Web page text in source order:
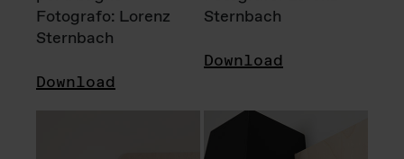
Fotografo: Lorenz
Sternbach
Download
Sternbach
Download